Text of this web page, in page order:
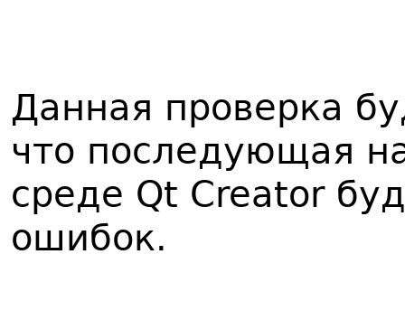
Данная проверка
что последующая
среде Qt Creator
ошибок.